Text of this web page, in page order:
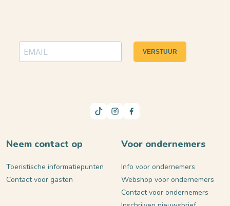
VERSTUUR
Neem contact op
Toeristische informatiepunten
Contact voor gasten
Voor ondernemers
Info voor ondernemers
Webshop voor ondernemers
Contact voor ondernemers